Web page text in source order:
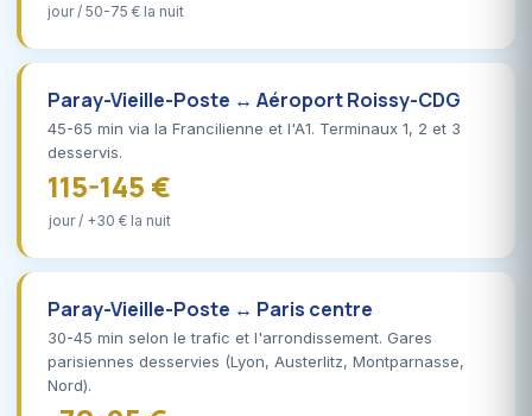
jour / 50-75 € la nuit
Paray-Vieille-Poste ↔ Aéroport Roissy-CDG
45-65 min via la Francilienne et l'A1. Terminaux 1, 2 et 3
desservis.
115-145 €
jour / +30 € la nuit
Paray-Vieille-Poste ↔ Paris centre
30-45 min selon le trafic et l'arrondissement. Gares
parisiennes desservies (Lyon, Austerlitz, Montparnasse,
Nord).